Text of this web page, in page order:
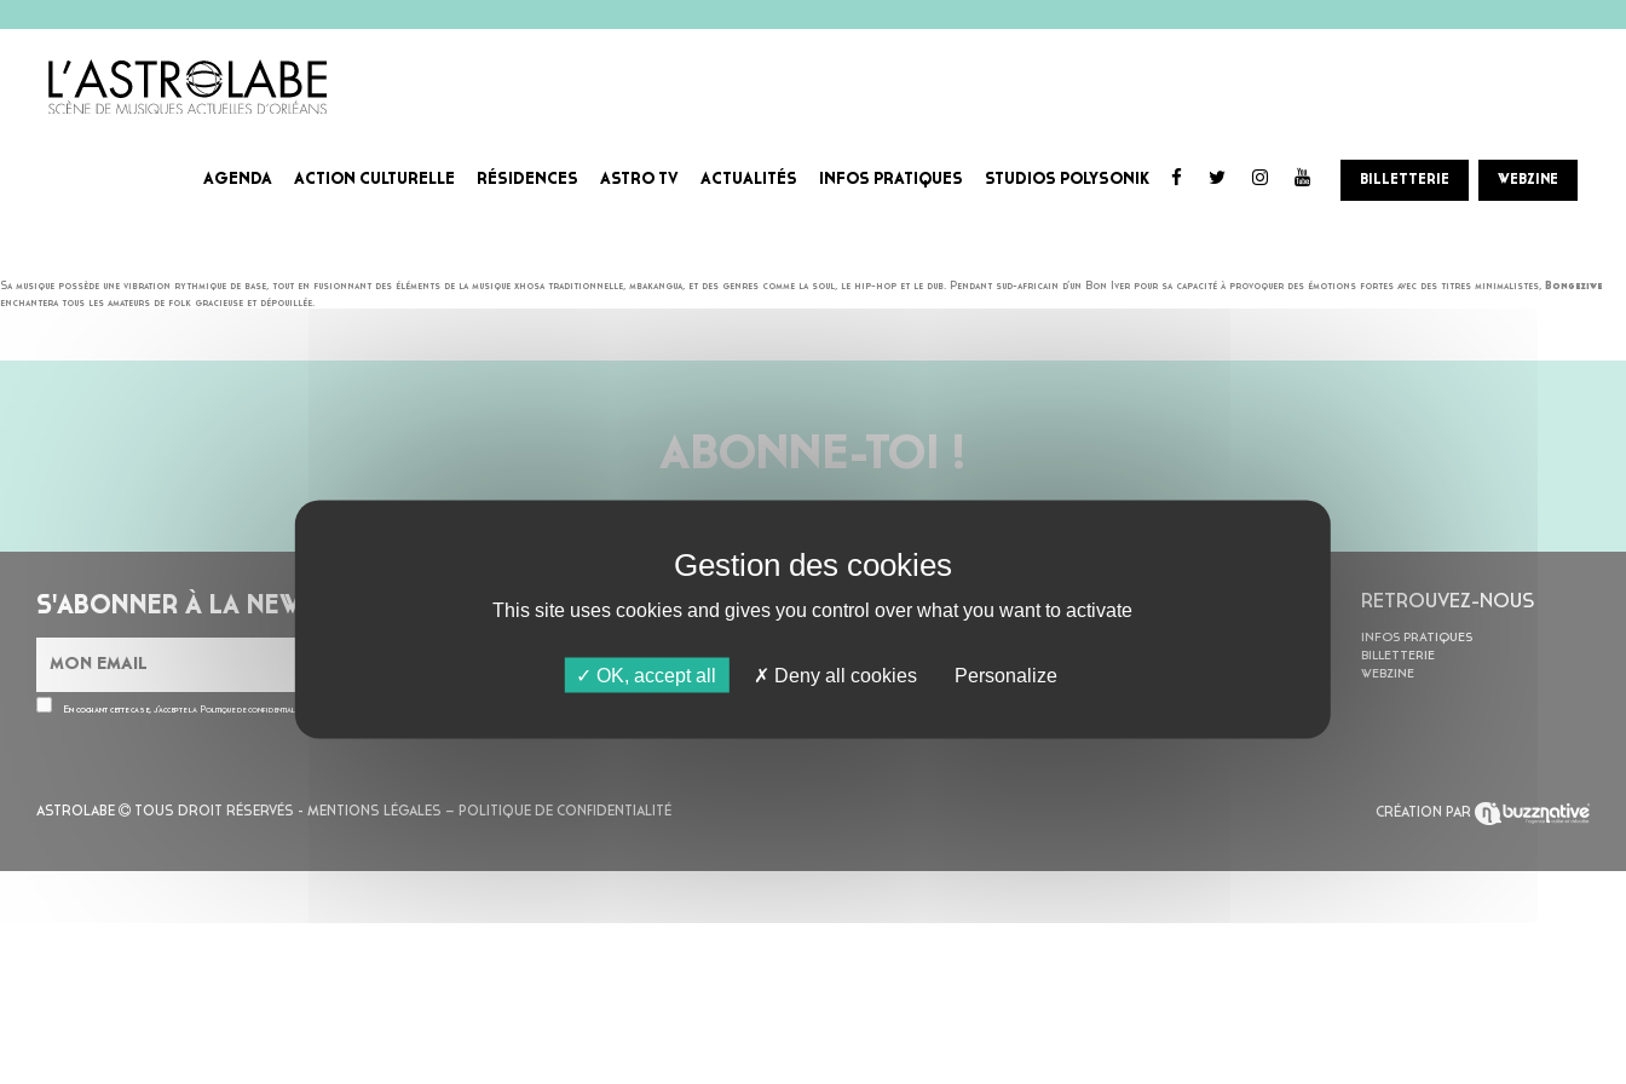
AGENDA ACTION CULTURELLE RÉSIDENCES ASTRO TV ACTUALITÉS INFOS PRATIQUES STUDIOS POLYSONIK BILLETTERIE WEBZINE
Sa musique possède une vibration rythmique de base, tout en fusionnant des éléments de la musique xhosa traditionnelle, mbakangua, et des genres comme la soul, le hip-hop et le dub. Pendant sud-africain d’un Bon Iver pour sa capacité à provoquer des émotions fortes avec des titres minimalistes, Bongeziwe
enchantera tous les amateurs de folk gracieuse et dépouillée.
ABONNE-TOI !
S'ABONNER À LA NEWSLETTER
En cochant cette case, j’accepte la Politique de confidentialité
AU PROGRAMME L’ASTROLABE RETROUVEZ-NOUS
INFOS PRATIQUES
BILLETTERIE
WEBZINE
ASTROLABE TOUS DROIT RÉSERVÉS - MENTIONS LÉGALES – POLITIQUE DE CONFIDENTIALITÉ CRÉATION PAR
This site uses cookies and gives you control over what you want to activate
OK, accept all Deny all cookies Personalize